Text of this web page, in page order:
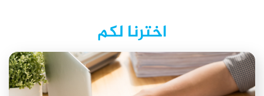
اخترنا لكم